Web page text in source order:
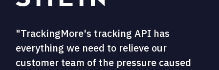
"TrackingMore's tracking API has
everything we need to relieve our
customer team of the pressure caused